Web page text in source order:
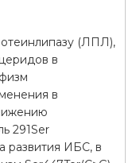
(ЛПЛ),
в
в
291Ser
развития ИБС, в